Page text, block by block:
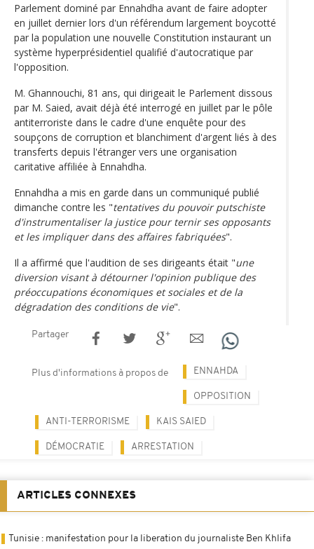
Parlement dominé par Ennahdha avant de faire adopter
en juillet dernier lors d'un référendum largement boycotté
par la population une nouvelle Constitution instaurant un
système hyperprésidentiel qualifié d'autocratique par
l'opposition.
M. Ghannouchi, 81 ans, qui dirigeait le Parlement dissous
par M. Saied, avait déjà été interrogé en juillet par le pôle
antiterroriste dans le cadre d'une enquête pour des
soupçons de corruption et blanchiment d'argent liés à des
transferts depuis l'étranger vers une organisation
caritative affiliée à Ennahdha.
Ennahdha a mis en garde dans un communiqué publié
dimanche contre les "tentatives du pouvoir putschiste
d'instrumentaliser la justice pour ternir ses opposants
et les impliquer dans des affaires fabriquées".
Il a affirmé que l'audition de ses dirigeants était "une
diversion visant à détourner l'opinion publique des
préoccupations économiques et sociales et de la
dégradation des conditions de vie".
Partager
Plus d'informations à propos de ENNAHDA
OPPOSITION
ANTI-TERRORISME KAIS SAIED
DÉMOCRATIE ARRESTATION
ARTICLES CONNEXES
Tunisie : manifestation pour la liberation du journaliste Ben Khlifa